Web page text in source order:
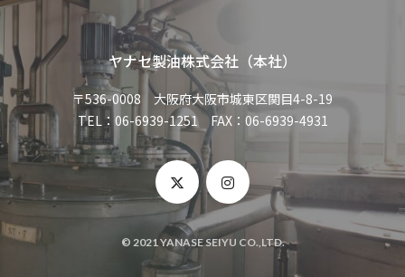
ヤナセ製油株式会社（本社）
〒536-0008 大阪府大阪市城東区関目4-8-19
TEL：06-6939-1251 FAX：06-6939-4931
© 2021 YANASE SEIYU CO.,LTD.